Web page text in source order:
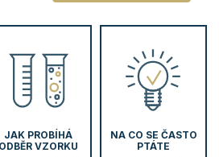
JAK PROBÍHÁ
ODBĚR VZORKU
NA CO SE ČASTO
PTÁTE